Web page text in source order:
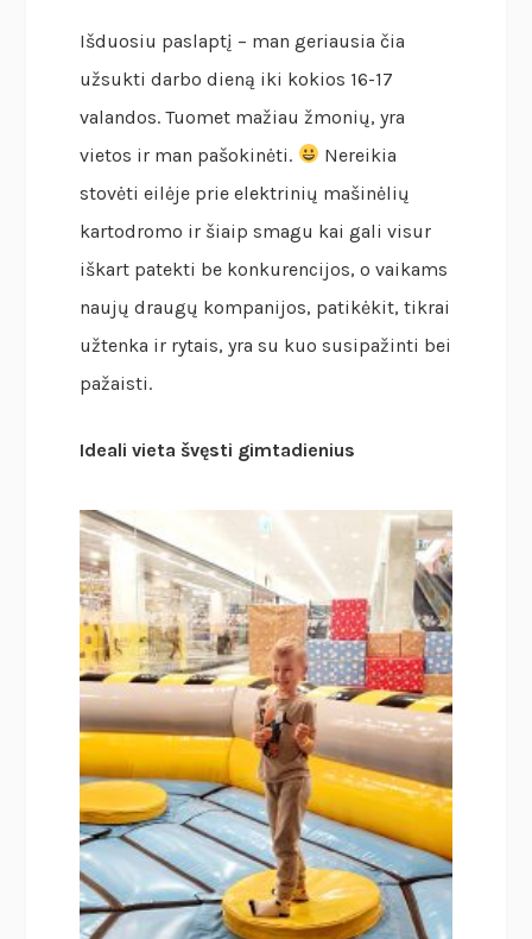
Išduosiu paslaptį – man geriausia čia
užsukti darbo dieną iki kokios 16-17
valandos. Tuomet mažiau žmonių, yra
vietos ir man pašokinėti.
Nereikia
stovėti eilėje prie elektrinių mašinėlių
kartodromo ir šiaip smagu kai gali visur
iškart patekti be konkurencijos, o vaikams
naujų draugų kompanijos, patikėkit, tikrai
užtenka ir rytais, yra su kuo susipažinti bei
pažaisti.
Ideali vieta švęsti gimtadienius